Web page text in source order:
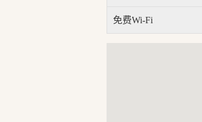
免费Wi-Fi